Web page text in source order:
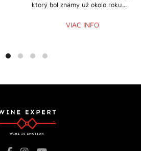
ktorý bol známy už okolo roku...
VIAC INFO